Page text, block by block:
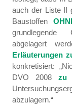
auch der Liste II
Baustoffen
grundlegende
abgelagert
Erläuterungen
konkretisiert:
DVO 2008 zu
abzulagern.“